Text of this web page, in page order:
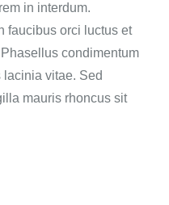
in interdum.
faucibus orci luctus et
condimentum
vitae. Sed
mauris rhoncus sit